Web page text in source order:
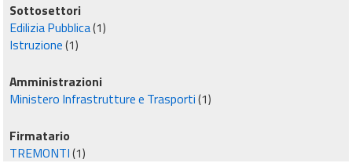
Sottosettori
Edilizia Pubblica(1)
Istruzione(1)
Amministrazioni
Ministero Infrastrutture e Trasporti(1)
Firmatario
TREMONTI(1)